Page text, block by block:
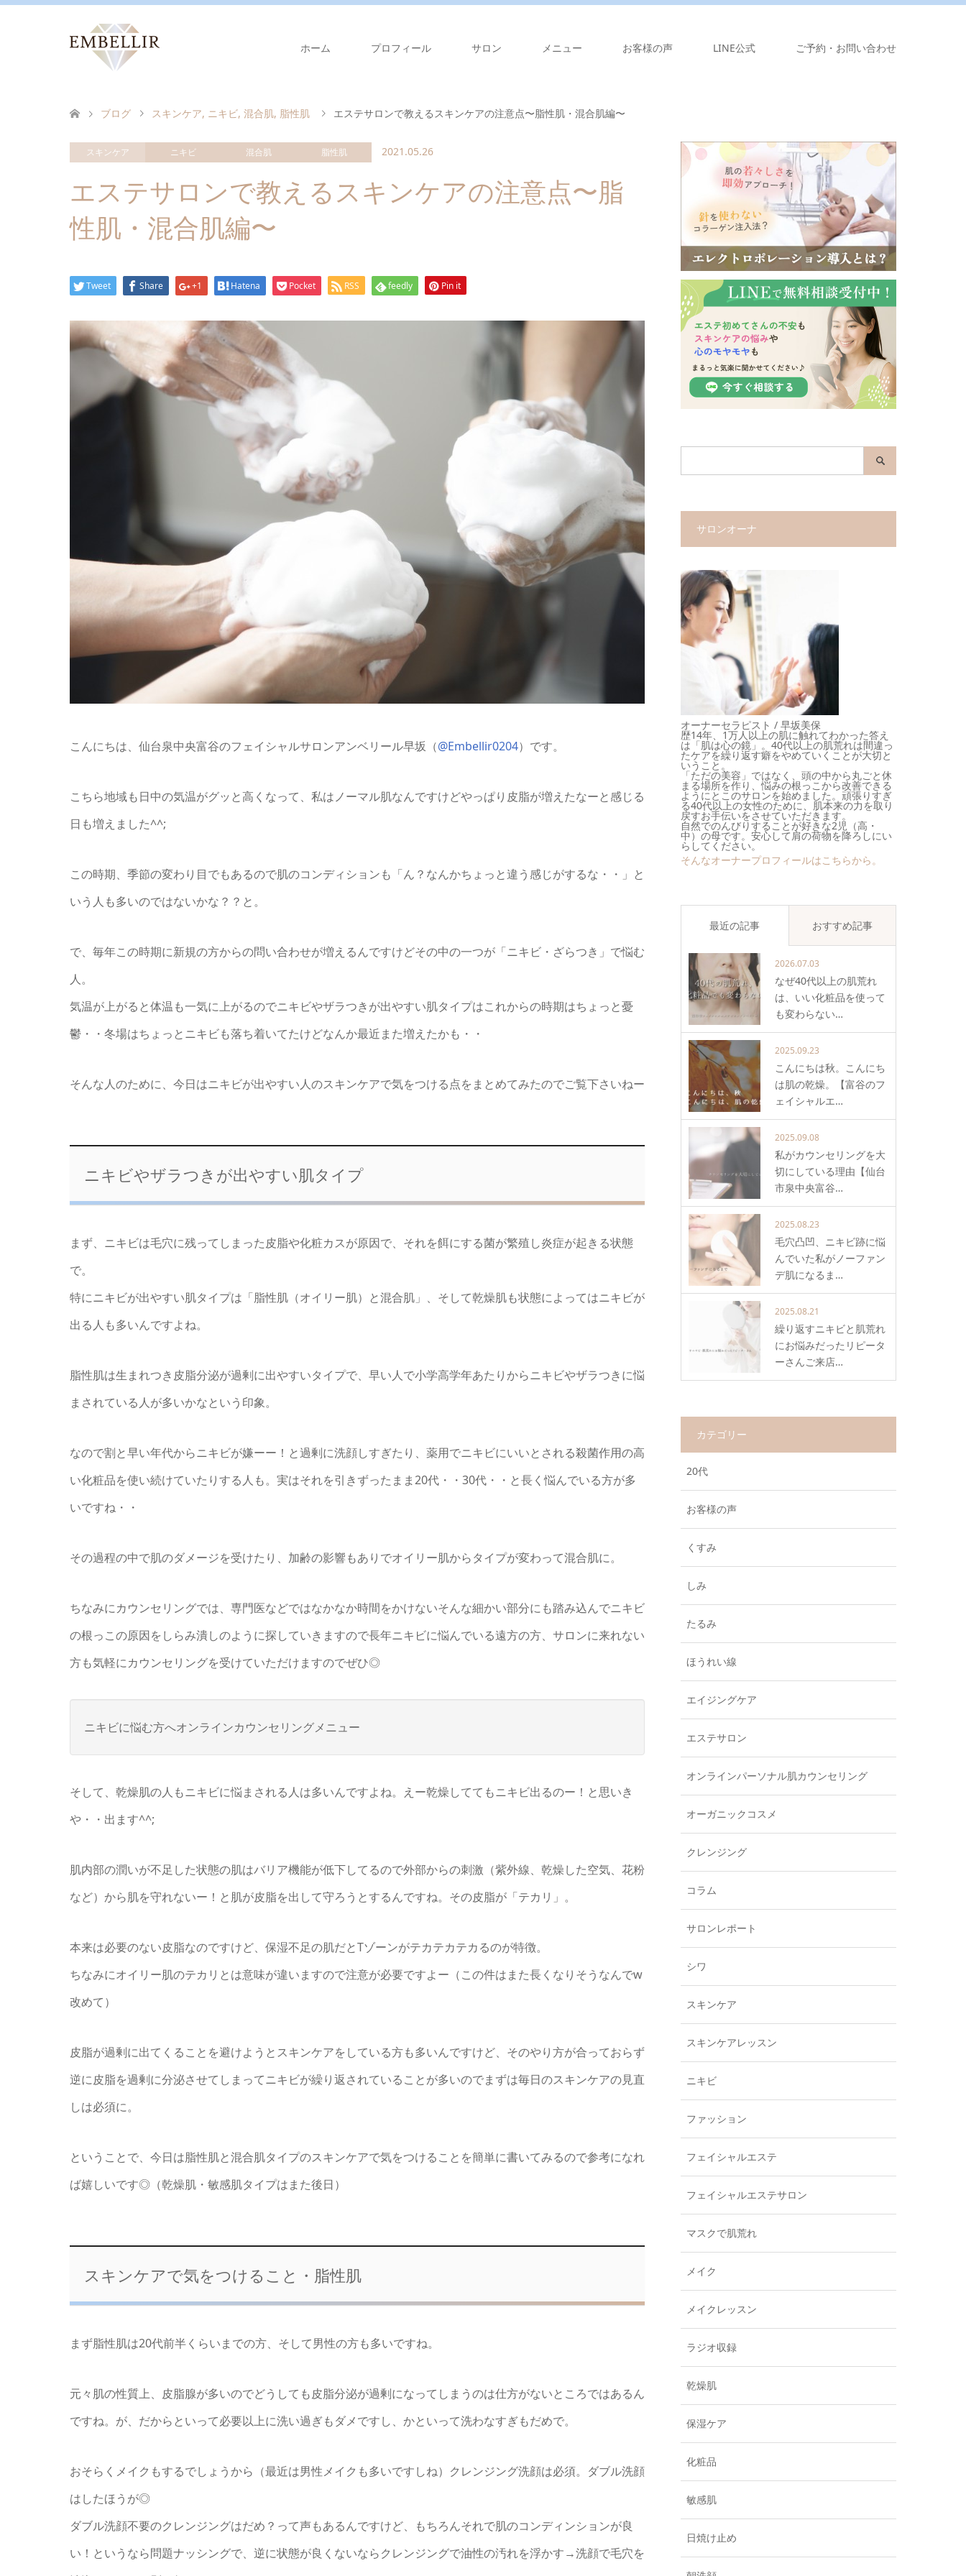
ホーム プロフィール サロン メニュー お客様の声 LINE公式 ご予約・お問い合わせ
ブログ スキンケア, ニキビ, 混合肌, 脂性肌 エステサロンで教えるスキンケアの注意点〜脂性肌・混合肌編〜
スキンケア ニキビ 混合肌 脂性肌 2021.05.26
エステサロンで教えるスキンケアの注意点〜脂
性肌・混合肌編〜
Tweet Share +1 Hatena Pocket RSS feedly Pin it
こんにちは、仙台泉中央富谷のフェイシャルサロンアンベリール早坂（@Embellir0204）です。
こちら地域も日中の気温がグッと高くなって、私はノーマル肌なんですけどやっぱり皮脂が増えたなーと感じる
日も増えました^^;
この時期、季節の変わり目でもあるので肌のコンディションも「ん？なんかちょっと違う感じがするな・・」と
いう人も多いのではないかな？？と。
で、毎年この時期に新規の方からの問い合わせが増えるんですけどその中の一つが「ニキビ・ざらつき」で悩む
人。
気温が上がると体温も一気に上がるのでニキビやザラつきが出やすい肌タイプはこれからの時期はちょっと憂
鬱・・冬場はちょっとニキビも落ち着いてたけどなんか最近また増えたかも・・
そんな人のために、今日はニキビが出やすい人のスキンケアで気をつける点をまとめてみたのでご覧下さいねー
ニキビやザラつきが出やすい肌タイプ
まず、ニキビは毛穴に残ってしまった皮脂や化粧カスが原因で、それを餌にする菌が繁殖し炎症が起きる状態
で。
特にニキビが出やすい肌タイプは「脂性肌（オイリー肌）と混合肌」、そして乾燥肌も状態によってはニキビが
出る人も多いんですよね。
脂性肌は生まれつき皮脂分泌が過剰に出やすいタイプで、早い人で小学高学年あたりからニキビやザラつきに悩
まされている人が多いかなという印象。
なので割と早い年代からニキビが嫌ーー！と過剰に洗顔しすぎたり、薬用でニキビにいいとされる殺菌作用の高
い化粧品を使い続けていたりする人も。実はそれを引きずったまま20代・・30代・・と長く悩んでいる方が多
いですね・・
その過程の中で肌のダメージを受けたり、加齢の影響もありでオイリー肌からタイプが変わって混合肌に。
ちなみにカウンセリングでは、専門医などではなかなか時間をかけないそんな細かい部分にも踏み込んでニキビ
の根っこの原因をしらみ潰しのように探していきますので長年ニキビに悩んでいる遠方の方、サロンに来れない
方も気軽にカウンセリングを受けていただけますのでぜひ◎
ニキビに悩む方へオンラインカウンセリングメニュー
そして、乾燥肌の人もニキビに悩まされる人は多いんですよね。えー乾燥しててもニキビ出るのー！と思いき
や・・出ます^^;
肌内部の潤いが不足した状態の肌はバリア機能が低下してるので外部からの刺激（紫外線、乾燥した空気、花粉
など）から肌を守れないー！と肌が皮脂を出して守ろうとするんですね。その皮脂が「テカリ」。
本来は必要のない皮脂なのですけど、保湿不足の肌だとTゾーンがテカテカテカるのが特徴。
ちなみにオイリー肌のテカリとは意味が違いますので注意が必要ですよー（この件はまた長くなりそうなんでw
改めて）
皮脂が過剰に出てくることを避けようとスキンケアをしている方も多いんですけど、そのやり方が合っておらず
逆に皮脂を過剰に分泌させてしまってニキビが繰り返されていることが多いのでまずは毎日のスキンケアの見直
しは必須に。
ということで、今日は脂性肌と混合肌タイプのスキンケアで気をつけることを簡単に書いてみるので参考になれ
ば嬉しいです◎（乾燥肌・敏感肌タイプはまた後日）
スキンケアで気をつけること・脂性肌
まず脂性肌は20代前半くらいまでの方、そして男性の方も多いですね。
元々肌の性質上、皮脂腺が多いのでどうしても皮脂分泌が過剰になってしまうのは仕方がないところではあるん
ですね。が、だからといって必要以上に洗い過ぎもダメですし、かといって洗わなすぎもだめで。
おそらくメイクもするでしょうから（最近は男性メイクも多いですしね）クレンジング洗顔は必須。ダブル洗顔
はしたほうが◎
ダブル洗顔不要のクレンジングはだめ？って声もあるんですけど、もちろんそれで肌のコンディンションが良
い！というなら問題ナッシングで、逆に状態が良くないならクレンジングで油性の汚れを浮かす→洗顔で毛穴を
サロンオーナ
オーナーセラピスト / 早坂美保
歴14年、1万人以上の肌に触れてわかった答え
は「肌は心の鏡」。40代以上の肌荒れは間違っ
たケアを繰り返す癖をやめていくことが大切と
いうこと。
「ただの美容」ではなく、頭の中から丸ごと休
まる場所を作り、悩みの根っこから改善できる
ようにとこのサロンを始めました。頑張りすぎ
る40代以上の女性のために、肌本来の力を取り
戻すお手伝いをさせていただきます。
自然でのんびりすることが好きな2児（高・
中）の母です。安心して肩の荷物を降ろしにい
らしてください。
そんなオーナープロフィールはこちらから。
最近の記事 おすすめ記事
2026.07.03
なぜ40代以上の肌荒れ
は、いい化粧品を使って
も変わらない…
2025.09.23
こんにちは秋。こんにち
は肌の乾燥。【富谷のフ
ェイシャルエ…
2025.09.08
私がカウンセリングを大
切にしている理由【仙台
市泉中央富谷…
2025.08.23
毛穴凸凹、ニキビ跡に悩
んでいた私がノーファン
デ肌になるま…
2025.08.21
繰り返すニキビと肌荒れ
にお悩みだったリピータ
ーさんご来店…
カテゴリー
20代
お客様の声
くすみ
しみ
たるみ
ほうれい線
エイジングケア
エステサロン
オンラインパーソナル肌カウンセリング
オーガニックコスメ
クレンジング
コラム
サロンレポート
シワ
スキンケア
スキンケアレッスン
ニキビ
ファッション
フェイシャルエステ
フェイシャルエステサロン
マスクで肌荒れ
メイク
メイクレッスン
ラジオ収録
乾燥肌
保湿ケア
化粧品
敏感肌
日焼け止め